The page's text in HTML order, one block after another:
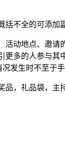
不全的可添加
动地点、邀
多的人参与
发生时不至于
品，礼品袋，主